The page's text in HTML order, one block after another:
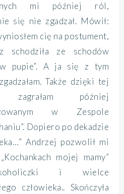
mi później ról,
się nie zgadzał. Mówił:
cię na postument,
schodziła ze schodów
pupie”. A ja się z tym
Także dzięki tej
zagrałam później
w Zespole
Dopiero po dekadzie
Andrzej pozwolił mi
mojej mamy”
i wielce
człowieka.. Skończyła